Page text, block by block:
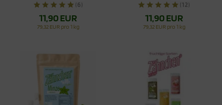
(6)
11,90 EUR
79,32 EUR pro 1 kg
(12)
11,90 EUR
79,32 EUR pro 1 kg